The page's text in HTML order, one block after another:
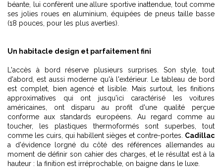
béante, lui confèrent une allure sportive inattendue, tout comme
ses jolies roues en aluminium, équipées de pneus taille basse
(18 pouces, pour les plus averties).
Un habitacle design et parfaitement fini
L'accès à bord réserve plusieurs surprises. Son style, tout
d'abord, est aussi moderne qu'à l'extérieur. Le tableau de bord
est complet, bien agencé et lisible. Mais surtout, les finitions
approximatives qui ont jusqu'ici caractérisé les voitures
américaines, ont disparu au profit d'une qualité perçue
conforme aux standards européens. Au regard comme au
toucher, les plastiques thermoformés sont superbes, tout
comme les cuirs, qui habillent sièges et contre-portes. Cadillac
a d'évidence lorgné du côté des références allemandes au
moment de définir son cahier des charges, et le résultat est à la
hauteur : la finition est irréprochable, on baigne dans le luxe.